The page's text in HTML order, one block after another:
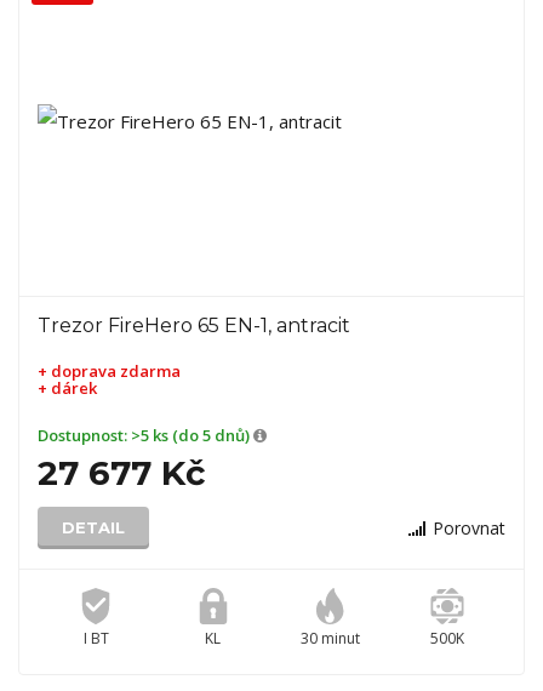
Trezor FireHero 65 EN-1, antracit
+ doprava zdarma
+ dárek
Dostupnost: >5 ks (do 5 dnů)
27 677 Kč
DETAIL Porovnat
I BT KL 30 minut 500K